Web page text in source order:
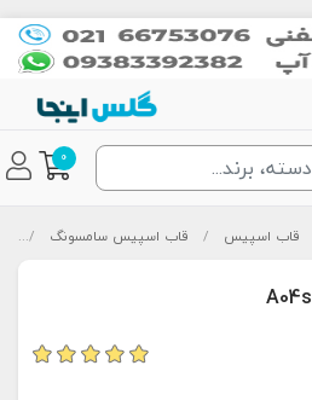
0
قاب اسپیس / قاب اسپیس سامسونگ /